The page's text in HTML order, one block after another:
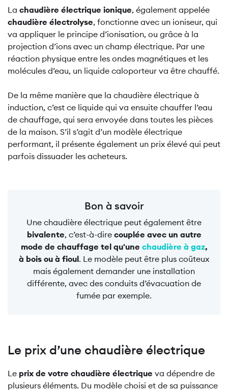
La chaudière électrique ionique, également appelée
chaudière électrolyse, fonctionne avec un ioniseur, qui
va appliquer le principe d’ionisation, ou grâce à la
projection d’ions avec un champ électrique. Par une
réaction physique entre les ondes magnétiques et les
molécules d’eau, un liquide caloporteur va être chauffé.
De la même manière que la chaudière électrique à
induction, c’est ce liquide qui va ensuite chauffer l’eau
de chauffage, qui sera envoyée dans toutes les pièces
de la maison. S’il s’agit d’un modèle électrique
performant, il présente également un prix élevé qui peut
parfois dissuader les acheteurs.
Bon à savoir
Une chaudière électrique peut également être
bivalente, c’est-à-direcouplée avec un autre
mode de chauffage tel qu'une chaudière à gaz,
à bois ou à fioul. Le modèle peut être plus coûteux
mais également demander une installation
différente, avec des conduits d’évacuation de
fumée par exemple.
Le prix d’une chaudière électrique
Le prix de votre chaudière électrique va dépendre de
plusieurs éléments. Du modèle choisi et de sa puissance